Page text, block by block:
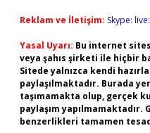
Reklam ve İletişim: Skype:
Yasal Uyarı: Bu internet
veya şahıs şirketi ile hiçbir
Sitede yalnızca kendi
paylaşılmaktadır. Burada
taşımamakta olup, gerçek
paylaşım
benzerlikleri tamamen